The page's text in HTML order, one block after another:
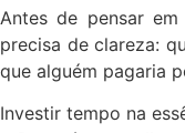
Antes de pensar
precisa de clareza:
que alguém pagaria
Investir tempo na